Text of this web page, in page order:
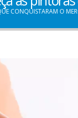
CONQUISTARAM O